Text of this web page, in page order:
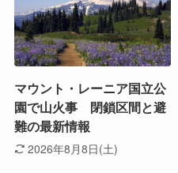
マウント・レーニア国立公
園で山火事 閉鎖区間と避
難の最新情報
2026年8月8日(土)